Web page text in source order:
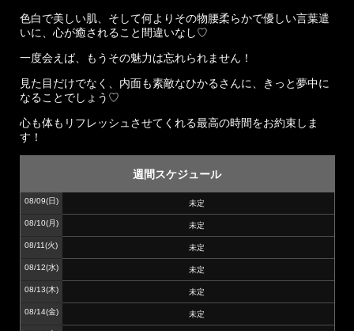
色白で美しい肌、そして何よりその物腰柔らかで優しい言葉遣
いに、心が癒されること間違いなし♡
一度会えば、もうその魅力は忘れられません！
見た目だけでなく、内面も素敵なひかるさんに、きっと夢中に
なることでしょう♡
心も体もリフレッシュさせてくれる最高の時間をお約束しま
す！
週間スケジュール
08/09(日)
08/10(月)
08/11(火)
08/12(水)
08/13(木)
08/14(金)
未定
未定
未定
未定
未定
未定